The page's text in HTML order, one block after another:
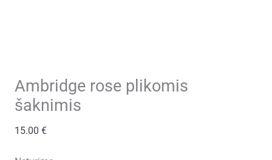
Ambridge rose plikomis
šaknimis
15.00 €